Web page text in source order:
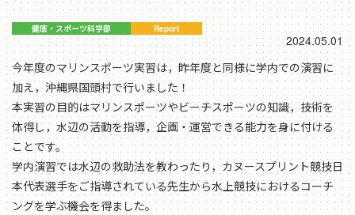
2024.05.01
今年度のマリンスポーツ実習は，昨年度と同様に学内での演習に
加え，沖縄県国頭村で行いました！
本実習の目的はマリンスポーツやビーチスポーツの知識，技術を
体得し，水辺の活動を指導，企画・運営できる能力を身に付ける
ことです。
学内演習では水辺の救助法を教わったり，カヌースプリント競技日
本代表選手をご指導されている先生から水上競技におけるコーチ
ングを学ぶ機会を得ました。